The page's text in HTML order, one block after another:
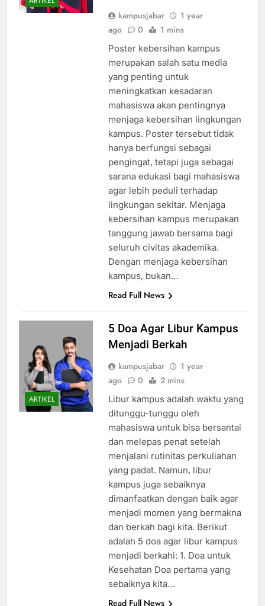
ARTIKEL
kampusjabar
1 year
Poster kebersihan kampus
merupakan salah satu media
yang penting untuk
meningkatkan kesadaran
mahasiswa akan pentingnya
menjaga kebersihan lingkungan
kampus. Poster tersebut tidak
hanya berfungsi sebagai
pengingat, tetapi juga sebagai
sarana edukasi bagi mahasiswa
agar lebih peduli terhadap
lingkungan sekitar. Menjaga
kebersihan kampus merupakan
tanggung jawab bersama bagi
seluruh civitas akademika.
Dengan menjaga kebersihan
ARTIKEL
5 Doa Agar Libur Kampus
Menjadi Berkah
kampusjabar
1 year
Libur kampus adalah waktu yang
ditunggu-tunggu oleh
mahasiswa untuk bisa bersantai
dan melepas penat setelah
menjalani rutinitas perkuliahan
yang padat. Namun, libur
kampus juga sebaiknya
dimanfaatkan dengan baik agar
menjadi momen yang bermakna
dan berkah bagi kita. Berikut
adalah 5 doa agar libur kampus
menjadi berkahi: 1. Doa untuk
Kesehatan Doa pertama yang